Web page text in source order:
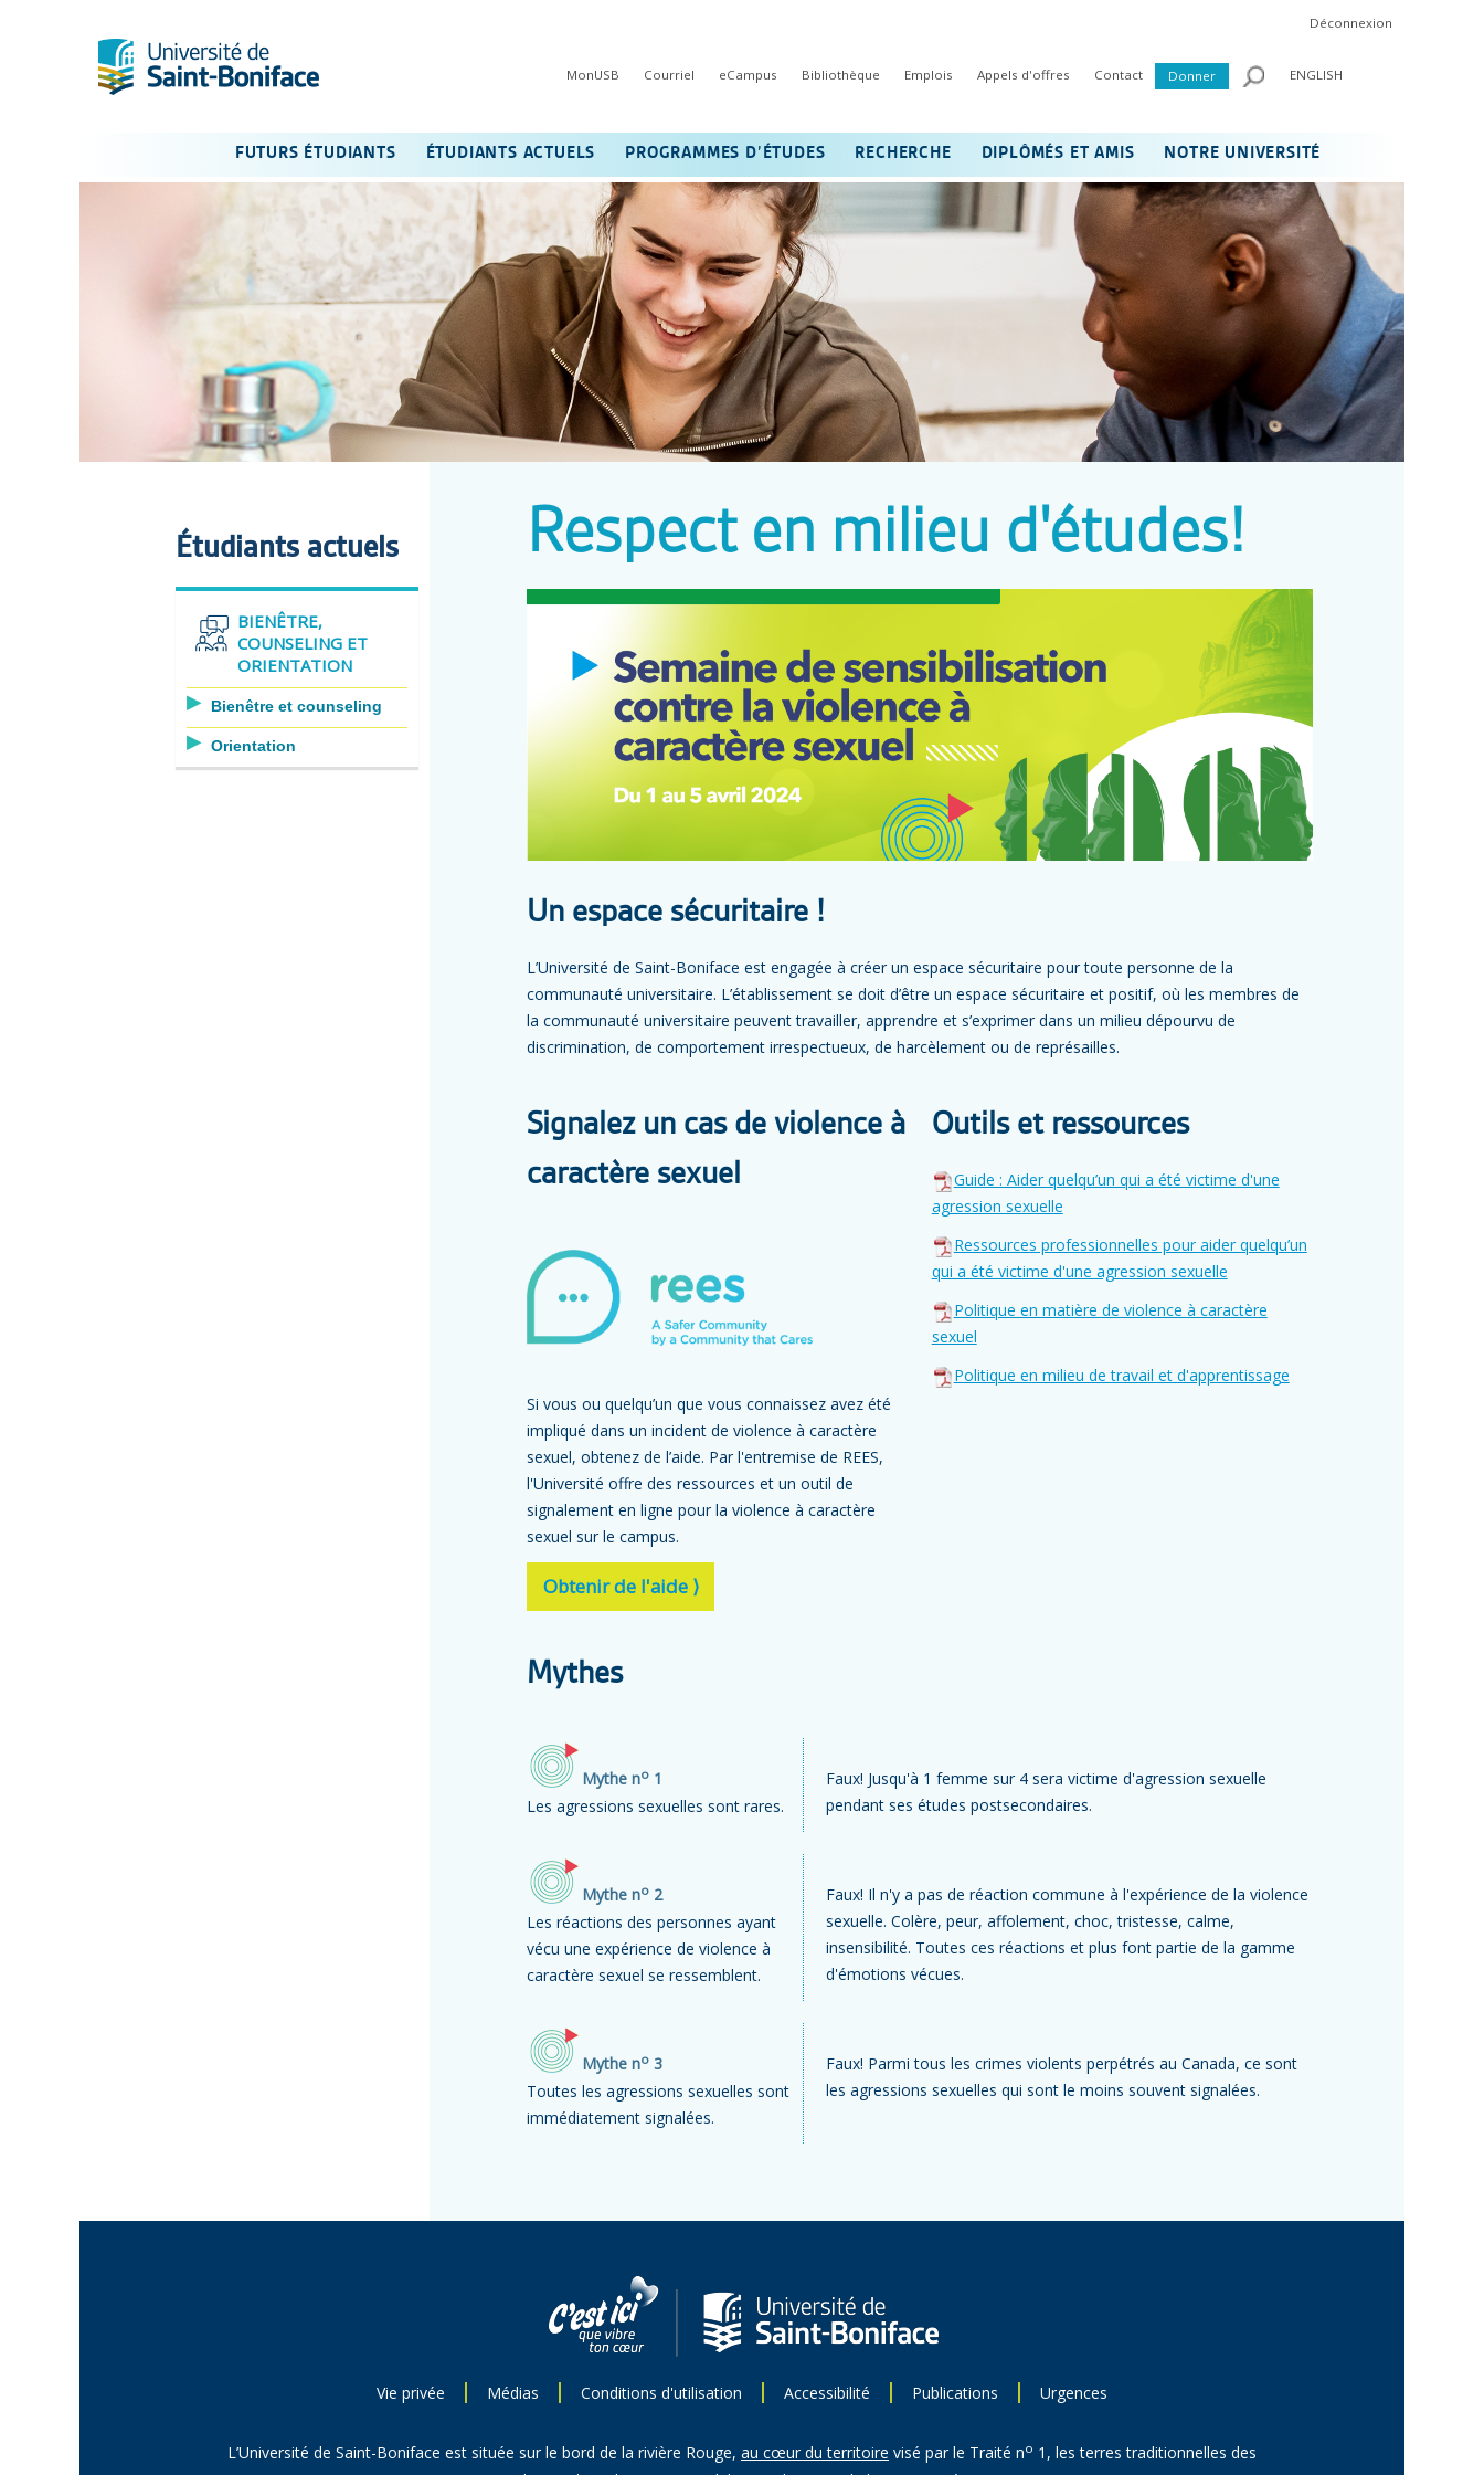
Déconnexion
MonUSB Courriel eCampus Bibliothèque Emplois Appels d'offres Contact Donner ENGLISH
FUTURS ÉTUDIANTS ÉTUDIANTS ACTUELS PROGRAMMES D’ÉTUDES RECHERCHE DIPLÔMÉS ET AMIS NOTRE UNIVERSITÉ
Respect en milieu d'études!
Un espace sécuritaire !
L’Université de Saint-Boniface est engagée à créer un espace sécuritaire pour toute personne de la
communauté universitaire. L’établissement se doit d’être un espace sécuritaire et positif, où les membres de
la communauté universitaire peuvent travailler, apprendre et s’exprimer dans un milieu dépourvu de
discrimination, de comportement irrespectueux, de harcèlement ou de représailles.
Signalez un cas de violence à
caractère sexuel
Si vous ou quelqu’un que vous connaissez avez été
impliqué dans un incident de violence à caractère
sexuel, obtenez de l’aide. Par l'entremise de REES,
l'Université offre des ressources et un outil de
signalement en ligne pour la violence à caractère
sexuel sur le campus.
Obtenir de l'aide ⟩
Outils et ressources
Guide : Aider quelqu’un qui a été victime d'une
agression sexuelle
Ressources professionnelles pour aider quelqu’un
qui a été victime d'une agression sexuelle
Politique en matière de violence à caractère
sexuel
Politique en milieu de travail et d'apprentissage
Mythes
Mythe no 1
Les agressions sexuelles sont rares.
Faux! Jusqu'à 1 femme sur 4 sera victime d'agression sexuelle
pendant ses études postsecondaires.
Mythe no 2
Les réactions des personnes ayant
vécu une expérience de violence à
caractère sexuel se ressemblent.
Faux! Il n'y a pas de réaction commune à l'expérience de la violence
sexuelle. Colère, peur, affolement, choc, tristesse, calme,
insensibilité. Toutes ces réactions et plus font partie de la gamme
d'émotions vécues.
Mythe no 3
Toutes les agressions sexuelles sont
immédiatement signalées.
Faux! Parmi tous les crimes violents perpétrés au Canada, ce sont
les agressions sexuelles qui sont le moins souvent signalées.
Étudiants actuels
BIENÊTRE,
COUNSELING ET
ORIENTATION
Bienêtre et counseling
Orientation
Vie privée Médias Conditions d'utilisation Accessibilité Publications Urgences
L’Université de Saint-Boniface est située sur le bord de la rivière Rouge, au cœur du territoire visé par le Traité no 1, les terres traditionnelles des